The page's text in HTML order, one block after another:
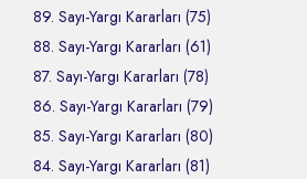
89. Sayı-Yargı Kararları (75)
88. Sayı-Yargı Kararları (61)
87. Sayı-Yargı Kararları (78)
86. Sayı-Yargı Kararları (79)
85. Sayı-Yargı Kararları (80)
84. Sayı-Yargı Kararları (81)